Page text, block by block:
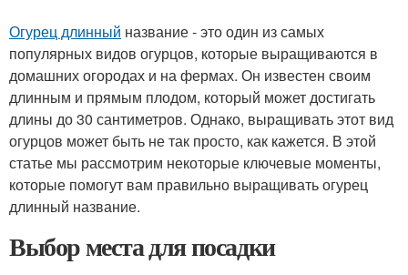
Огурец длинный название - это один из самых
популярных видов огурцов, которые выращиваются в
домашних огородах и на фермах. Он известен своим
длинным и прямым плодом, который может достигать
длины до 30 сантиметров. Однако, выращивать этот вид
огурцов может быть не так просто, как кажется. В этой
статье мы рассмотрим некоторые ключевые моменты,
которые помогут вам правильно выращивать огурец
длинный название.
Выбор места для посадки